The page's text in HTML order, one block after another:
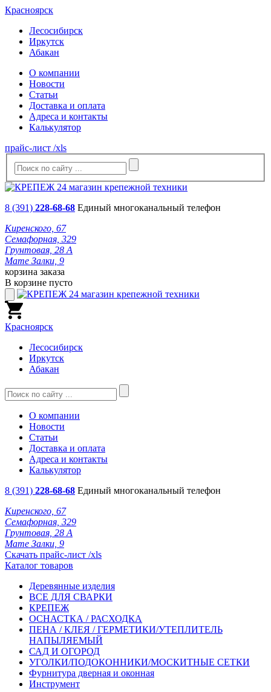
Красноярск
Лесосибирск
Иркутск
Абакан
О компании
Новости
Статьи
Доставка и оплата
Адреса и контакты
Калькулятор
прайс-лист /xls
8 (391) 228-68-68 Единый многоканальный телефон
Киренского, 67
Семафорная, 329
Грунтовая, 28 А
Мате Залки, 9
корзина заказа
В корзине пусто
Красноярск
Лесосибирск
Иркутск
Абакан
О компании
Новости
Статьи
Доставка и оплата
Адреса и контакты
Калькулятор
8 (391) 228-68-68 Единый многоканальный телефон
Киренского, 67
Семафорная, 329
Грунтовая, 28 А
Мате Залки, 9
Скачать прайс-лист /xls
Каталог товаров
Деревянные изделия
ВСЕ ДЛЯ СВАРКИ
КРЕПЕЖ
ОСНАСТКА / РАСХОДКА
ПЕНА / КЛЕЯ / ГЕРМЕТИКИ/УТЕПЛИТЕЛЬ
НАПЫЛЯЕМЫЙ
САД И ОГОРОД
УГОЛКИ/ПОДОКОННИКИ/МОСКИТНЫЕ СЕТКИ
Фурнитура дверная и оконная
Инструмент